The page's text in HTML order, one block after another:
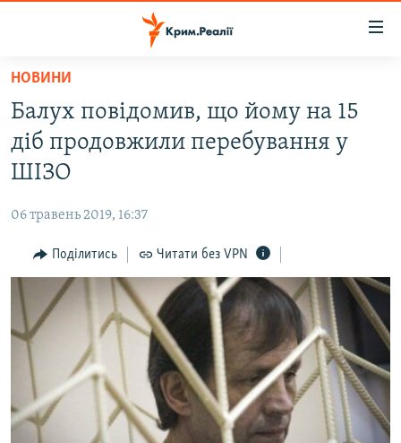
Перейти
основного
матеріалу
Перейти
до
основної
навігації
Перейти
до
пошуку
ВОДА.КРИМ
ВІДЕО ТА ФОТО
БЛОГИ
ПОГЛЯД
ІНТЕРВ'Ю
ВСЕ ЗА ДЕНЬ
СПЕЦПРОЕКТИ
ДЕПОРТАЦІЯ
ВІДЕОУРОКИ «ELIFBE»
ЯК ОБІЙТИ БЛОКУВАННЯ
Русский
НОВИНИ
Балух повідомив, що йому на 15
діб продовжили перебування у
ШІЗО
06 травень 2019, 16:37
Поділитись Читати без VPN